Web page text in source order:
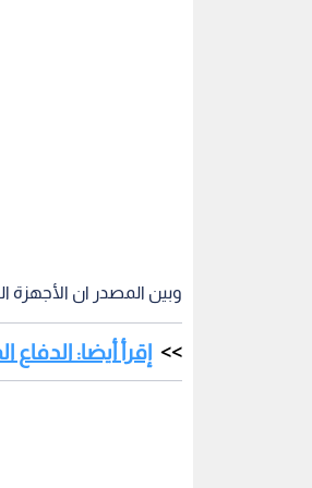
وبين المصدر ان الأجهزة
إقرأ أيضا: الدفاع المدني يتعامل